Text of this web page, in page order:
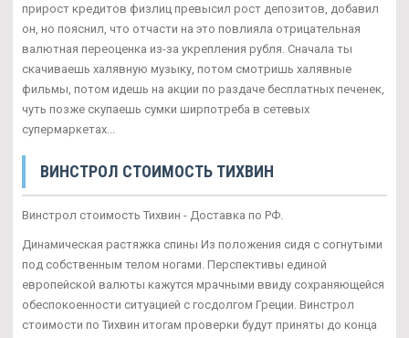
прирост кредитов физлиц превысил рост депозитов, добавил
он, но пояснил, что отчасти на это повлияла отрицательная
валютная переоценка из-за укрепления рубля. Сначала ты
скачиваешь халявную музыку, потом смотришь халявные
фильмы, потом идешь на акции по раздаче бесплатных печенек,
чуть позже скупаешь сумки ширпотреба в сетевых
супермаркетах...
ВИНСТРОЛ СТОИМОСТЬ ТИХВИН
Винстрол стоимость Тихвин - Доставка по РФ.
Динамическая растяжка спины Из положения сидя с согнутыми
под собственным телом ногами. Перспективы единой
европейской валюты кажутся мрачными ввиду сохраняющейся
обеспокоенности ситуацией с госдолгом Греции. Винстрол
стоимости по Тихвин итогам проверки будут приняты до конца